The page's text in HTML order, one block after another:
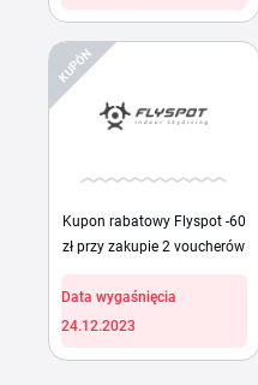
KUPÓN
Kupon rabatowy Flyspot -60
zł przy zakupie 2 voucherów
Data wygaśnięcia
24.12.2023